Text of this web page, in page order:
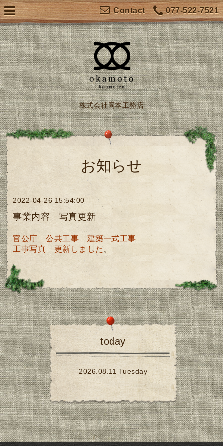
077-522-7521
Contact
株式会社岡本工務店
お知らせ
2022-04-26 15:54:00
事業内容 写真更新
官公庁 公共工事 建築一式工事
工事写真 更新しました。
today
2026.08.11 Tuesday